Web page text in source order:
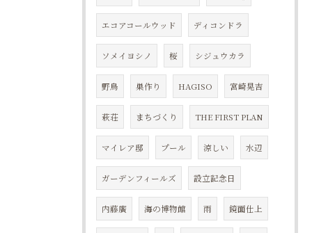
エコアコールウッド ディコンドラ
ソメイヨシノ 桜 シジュウカラ
野鳥 巣作り HAGISO 宮崎晃吉
萩荘 まちづくり THE FIRST PLAN
マイレア邸 プール 涼しい 水辺
ガーデンフィールズ 設立記念日
内藤廣 海の博物館 雨 鏡面仕上